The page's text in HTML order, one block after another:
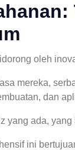
oleh
mereka,
dan
yang ada, yang
ini